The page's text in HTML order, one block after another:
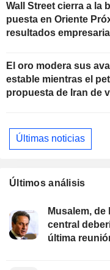
Wall Street cierra a la
puesta en Oriente
resultados
El oro modera sus
estable mientras el
propuesta de Iran de
Últimas noticias
Últimos análisis
Musalem,
central
última